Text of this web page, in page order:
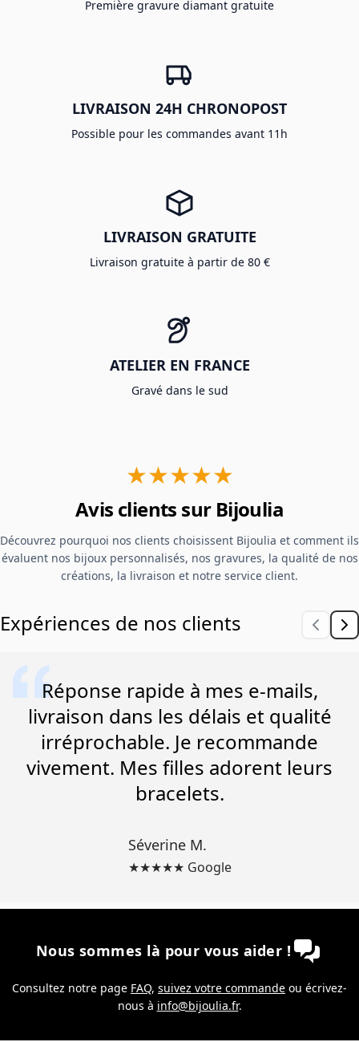
Première gravure diamant gratuite
LIVRAISON 24H CHRONOPOST
Possible pour les commandes avant 11h
LIVRAISON GRATUITE
Livraison gratuite à partir de 80 €
ATELIER EN FRANCE
Gravé dans le sud
★★★★★
Avis clients sur Bijoulia
Découvrez pourquoi nos clients choisissent Bijoulia et comment ils
évaluent nos bijoux personnalisés, nos gravures, la qualité de nos
créations, la livraison et notre service client.
Expériences de nos clients
Réponse rapide à mes e-mails,
livraison dans les délais et qualité
irréprochable. Je recommande
vivement. Mes filles adorent leurs
bracelets.
Séverine M.
★★★★★ Google
Nous sommes là pour vous aider !
Consultez notre page FAQ, suivez votre commande ou écrivez-
nous à info@bijoulia.fr.